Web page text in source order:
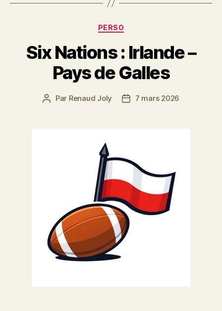
Catégories
PERSO
Six Nations : Irlande –
Pays de Galles
Auteur
Par Renaud Joly
Date7 mars 2026